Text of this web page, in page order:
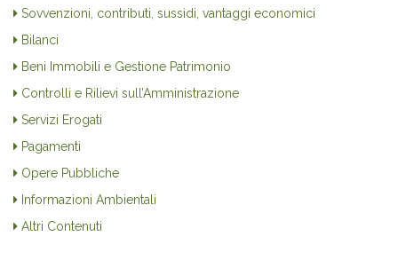
Sovvenzioni, contributi, sussidi, vantaggi economici
Bilanci
Beni Immobili e Gestione Patrimonio
Controlli e Rilievi sull’Amministrazione
Servizi Erogati
Pagamenti
Opere Pubbliche
Informazioni Ambientali
Altri Contenuti